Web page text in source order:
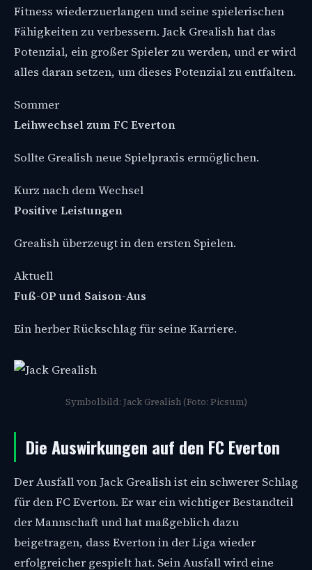
Fitness wiederzuerlangen und seine spielerischen
Fähigkeiten zu verbessern. Jack Grealish hat das
Potenzial, ein großer Spieler zu werden, und er wird
alles daran setzen, um dieses Potenzial zu entfalten.
Sommer
Leihwechsel zum FC Everton
Sollte Grealish neue Spielpraxis ermöglichen.
Kurz nach dem Wechsel
Positive Leistungen
Grealish überzeugt in den ersten Spielen.
Aktuell
Fuß-OP und Saison-Aus
Ein herber Rückschlag für seine Karriere.
Symbolbild: Jack Grealish (Foto: Picsum)
Die Auswirkungen auf den FC Everton
Der Ausfall von Jack Grealish ist ein schwerer Schlag
für den FC Everton. Er war ein wichtiger Bestandteil
der Mannschaft und hat maßgeblich dazu
beigetragen, dass Everton in der Liga wieder
erfolgreicher gespielt hat. Sein Ausfall wird eine